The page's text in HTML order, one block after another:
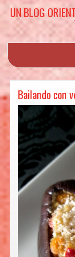
UN BLOG
Bailando con